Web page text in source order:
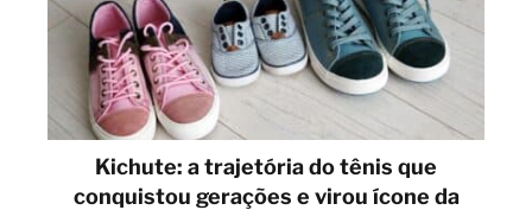
Kichute: a trajetória do tênis que
conquistou gerações e virou ícone da